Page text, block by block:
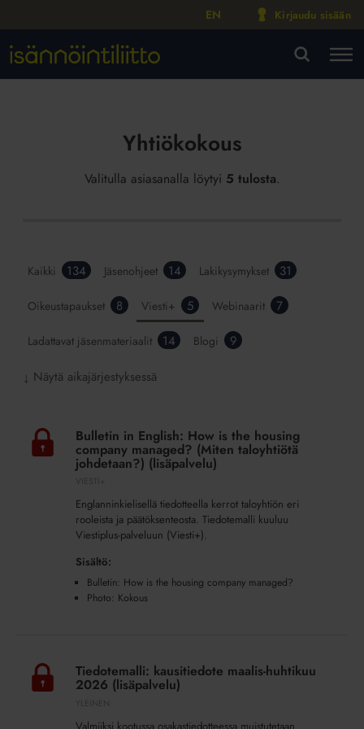
EN Kirjaudu sisään
Yhtiökokous
Valitulla asiasanalla löytyi 5 tulosta.
Kaikki 134 Jäsenohjeet 14 Lakikysymykset 31
Oikeustapaukset 8 Viesti+ 5 Webinaarit 7
Ladattavat jäsenmateriaalit 14 Blogi 9
↓ Näytä aikajärjestyksessä
English:
Bulletin in English: How is the housing
company managed? (Miten taloyhtiötä
johdetaan?) (lisäpalvelu)
Englanninkielisellä tiedotteella kerrot taloyhtiön eri
rooleista ja päätöksenteosta. Tiedotemalli kuuluu
Viestiplus-palveluun (Viesti+).
Sisältö:
Bulletin: How is the housing company managed?
Photo: Kokous
kausitiedote
maalis-
Tiedotemalli: kausitiedote maalis-huhtikuu
2026 (lisäpalvelu)
Valmiiksi kootussa osakastiedotteessa muistutetaan